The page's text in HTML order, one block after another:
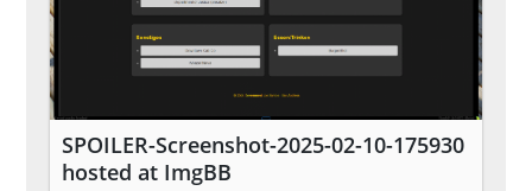
SPOILER-Screenshot-2025-02-10-175930
hosted at ImgBB